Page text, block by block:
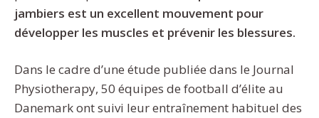
jambiers est un excellent mouvement pour
développer les muscles et prévenir les blessures.
Dans le cadre d’une étude publiée dans le Journal
Physiotherapy, 50 équipes de football d’élite au
Danemark ont suivi leur entraînement habituel des